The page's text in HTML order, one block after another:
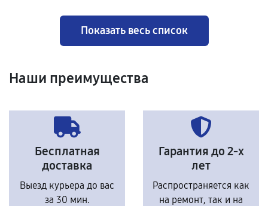
Показать весь список
Наши преимущества
Бесплатная
доставка
Выезд курьера до вас
за 30 мин.
Гарантия до 2-х
лет
Распространяется как
на ремонт, так и на